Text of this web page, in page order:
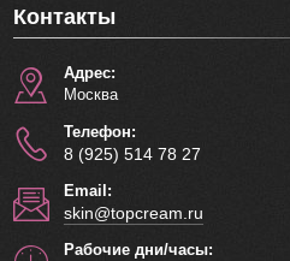
Контакты
Адрес:
Москва
Телефон:
8 (925) 514 78 27
Email:
skin@topcream.ru
Рабочие дни/часы: